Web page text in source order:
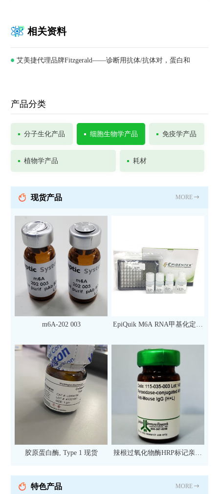
相关资料
艾美捷代理品牌Fitzgerald——诊断用抗体/抗体对，蛋白和
产品分类
分子生化产品 细胞生物学产品 免疫学产品
植物学产品 耗材
现货产品 MORE
m6A-202 003
EpiQuik M6A RNA甲基化定量
次）
胶原蛋白酶, Type 1 现货
辣根过氧化物酶HRP标记亲和
抗 现货
特色产品 MORE